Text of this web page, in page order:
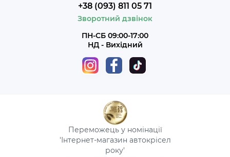
+38 (093) 811 05 71
Зворотний дзвінок
ПН-СБ 09:00-17:00
НД - Вихідний
Переможець у номінації
'Інтернет-магазин автокрісел
року'